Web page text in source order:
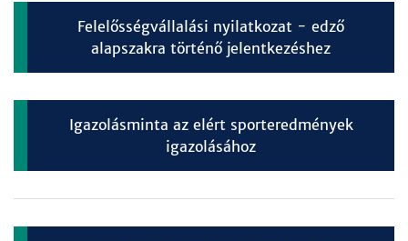
Felelősségvállalási nyilatkozat - edző
alapszakra történő jelentkezéshez
Igazolásminta az elért sporteredmények
igazolásához